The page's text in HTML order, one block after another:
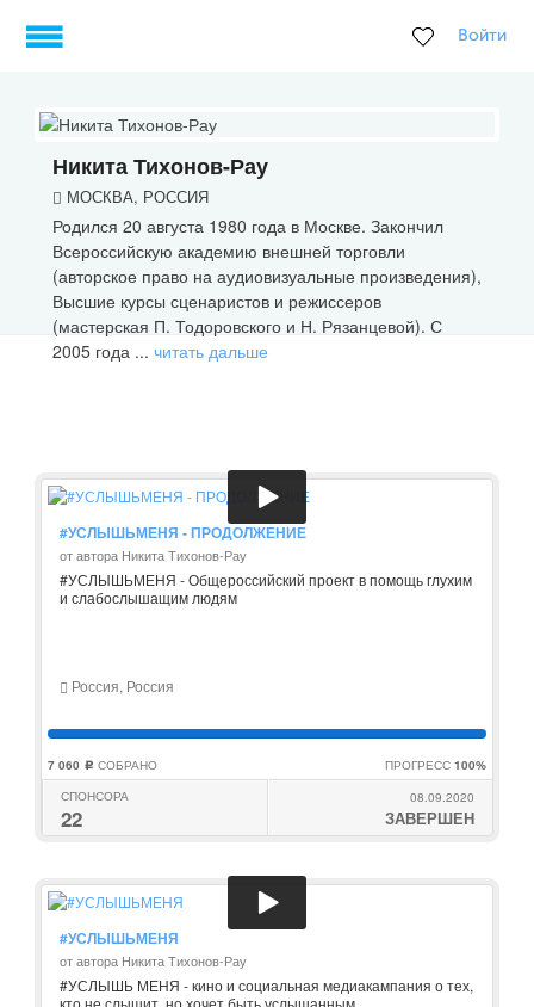
Войти
Никита Тихонов-Рау
МОСКВА, РОССИЯ
Родился 20 августа 1980 года в Москве. Закончил
Всероссийскую академию внешней торговли
(авторское право на аудиовизуальные произведения),
Высшие курсы сценаристов и режиссеров
(мастерская П. Тодоровского и Н. Рязанцевой). С
2005 года ... читать дальше
#УСЛЫШЬМЕНЯ - ПРОДОЛЖЕНИЕ
от автора Никита Тихонов-Рау
#УСЛЫШЬМЕНЯ - Общероссийский проект в помощь глухим
и слабослышащим людям
Россия, Россия
7 060 c СОБРАНО ПРОГРЕСС 100%
СПОНСОРА
22
08.09.2020
ЗАВЕРШЕН
#УСЛЫШЬМЕНЯ
от автора Никита Тихонов-Рау
#УСЛЫШЬ МЕНЯ - кино и социальная медиакампания о тех,
кто не слышит, но хочет быть услышанным.